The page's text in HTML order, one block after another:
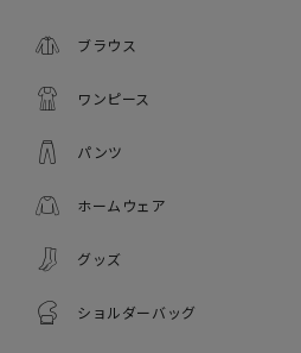
ブラウス
ワンピース
パンツ
ホームウェア
グッズ
ショルダーバッグ